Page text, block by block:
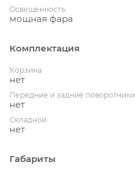
Освещенность
мощная фара
Комплектация
Корзина
нет
Передние и задние поворотники
нет
Складной
нет
Габариты